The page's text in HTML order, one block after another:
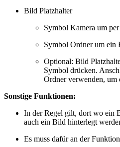
Bild Platzhalter
Symbol Kamera um
Symbol Ordner um ein
Optional: Bild
Symbol drücken.
Ordner verwenden, um
Sonstige Funktionen:
In der Regel gilt, dort wo ein
auch ein Bild hinterlegt
Es muss dafür an der